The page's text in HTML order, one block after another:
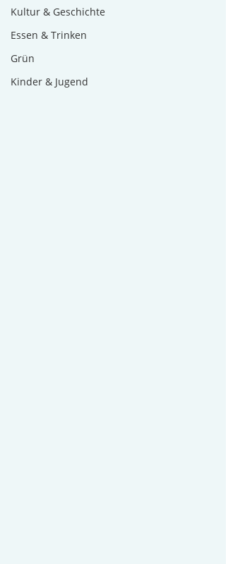
Kultur & Geschichte
Essen & Trinken
Grün
Kinder & Jugend